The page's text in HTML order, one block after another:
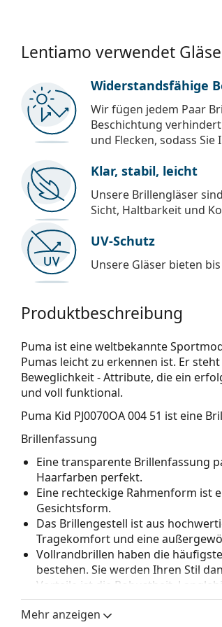
Lentiamo verwendet
Widerstandsfähige
Wir fügen jedem Paar
Beschichtung
und Flecken, sodass
Klar, stabil, leicht
Unsere Brillengläser
Sicht, Haltbarkeit und
UV-Schutz
Unsere Gläser bieten
Produktbeschreibung
Puma ist eine weltbekannte
Pumas leicht zu erkennen ist. Er
Beweglichkeit - Attribute, die ein
und voll funktional.
Puma Kid PJ0070OA 004 51 ist eine
Brillenfassung
Eine transparente Brillenfassung
Haarfarben perfekt.
Eine rechteckige Rahmenform ist
Gesichtsform.
Das Brillengestell ist aus
Tragekomfort und eine
Vollrandbrillen haben die
bestehen. Sie werden Ihren Stil
Vorteile ist die Robustheit,
vor allem ihr Schutz vor
Gläser mit höherer optischer
Mehr anzeigen